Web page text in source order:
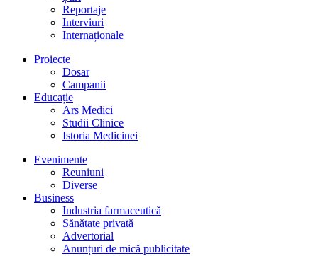
Reportaje
Interviuri
Internaționale
Proiecte
Dosar
Campanii
Educație
Ars Medici
Studii Clinice
Istoria Medicinei
Evenimente
Reuniuni
Diverse
Business
Industria farmaceutică
Sănătate privată
Advertorial
Anunțuri de mică publicitate